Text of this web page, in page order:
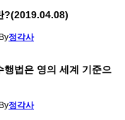
?(2019.04.08)
정각사
법은 영의 세계 기준으
정각사